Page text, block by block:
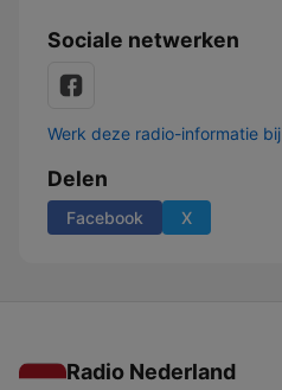
Sociale netwerken
Werk deze radio-informatie bij
Delen
Facebook X
Radio Nederland